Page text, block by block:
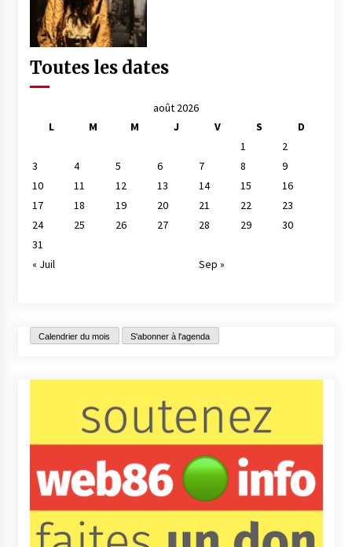
Toutes les dates
août 2026
L
M M J V S
D
1
2
3
4 5 6 7 8
9
10
11 12 13 14 15
16
17
18 19 20 21 22
23
24
25 26 27 28 29
30
31
« Juil
Sep »
Calendrier du mois S'abonner à l'agenda